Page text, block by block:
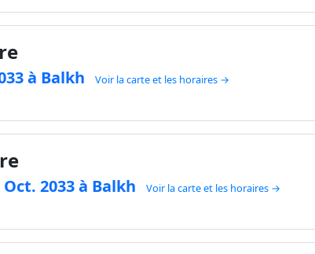
à Balkh Voir la carte et les horaires →
2033 à Balkh Voir la carte et les horaires →